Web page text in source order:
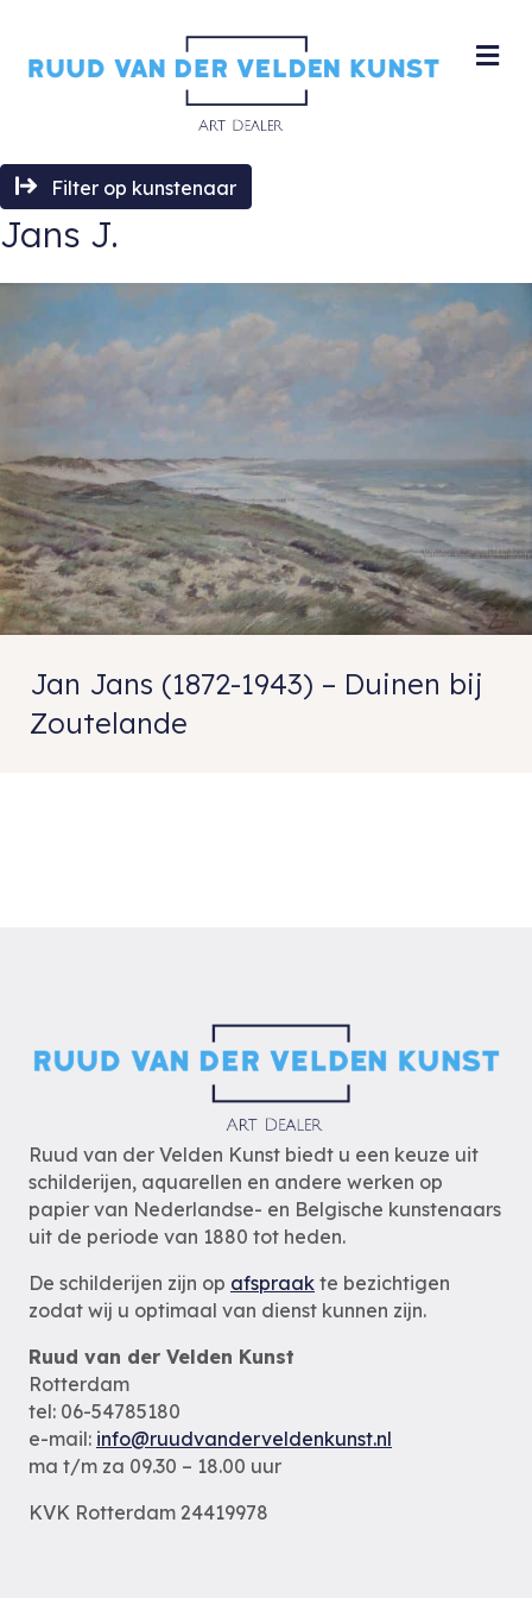
Filter op kunstenaar
Jans J.
Jan Jans (1872-1943) – Duinen bij
Zoutelande
Ruud van der Velden Kunst biedt u een keuze uit
schilderijen, aquarellen en andere werken op
papier van Nederlandse- en Belgische kunstenaars
uit de periode van 1880 tot heden.
De schilderijen zijn op afspraak te bezichtigen
zodat wij u optimaal van dienst kunnen zijn.
Ruud van der Velden Kunst
Rotterdam
tel: 06-54785180
e-mail: info@ruudvanderveldenkunst.nl
ma t/m za 09.30 – 18.00 uur
KVK Rotterdam 24419978